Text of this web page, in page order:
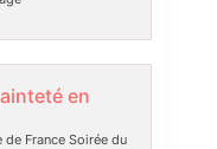
en
de France Soirée du